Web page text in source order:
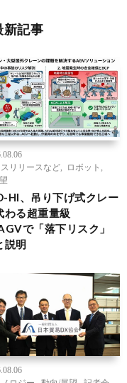
新記事
リリースなど
ロボット
HI、吊り下げ式クレー
わる超重量級
で「落下リスク」
説明